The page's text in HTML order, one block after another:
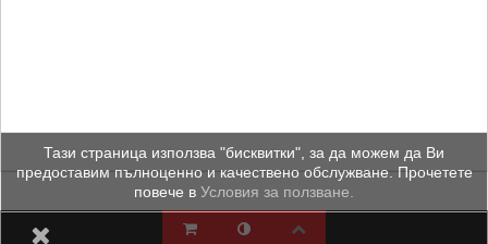
Тази страница използва "бисквитки", за да можем да Ви
предоставим пълноценно и качествено обслужване. Прочетете
повече в Условия за ползване.